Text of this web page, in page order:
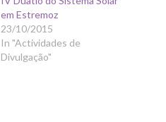
em Estremoz
23/10/2015
In "Actividades de
Divulgação"